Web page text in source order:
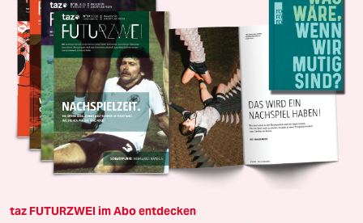
taz FUTURZWEI im Abo entdecken